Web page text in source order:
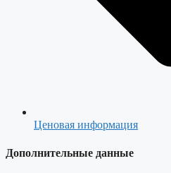
Ценовая информация
Дополнительные данные